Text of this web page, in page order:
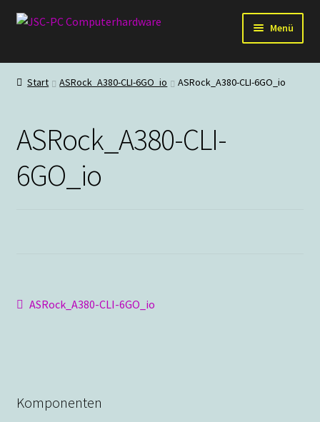
Zur
Zum
Menü
Hardware
Staubschutz
Outlet
Start ASRock_A380-CLI-6GO_io ASRock_A380-CLI-6GO_io
ASRock_A380-CLI-
6GO_io
Beitragsnavigation
Vorheriger
ASRock_A380-CLI-6GO_io
Komponenten